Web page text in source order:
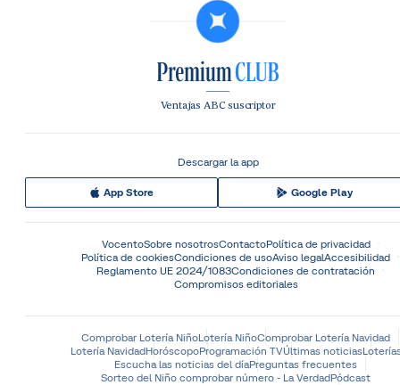
Ventajas ABC suscriptor
Descargar la app
App Store Google Play
VocentoSobre nosotrosContactoPolítica de privacidad
Política de cookiesCondiciones de usoAviso legalAccesibilidad
Reglamento UE 2024/1083Condiciones de contratación
Compromisos editoriales
Comprobar Lotería NiñoLotería NiñoComprobar Lotería Navidad
Lotería NavidadHoróscopoProgramación TVÚltimas noticias
Escucha las noticias del díaPreguntas frecuentes
Sorteo del Niño comprobar número - La VerdadPódcast